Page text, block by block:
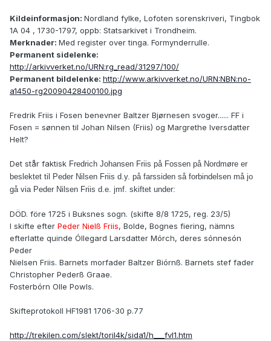
Kildeinformasjon: Nordland fylke, Lofoten sorenskriveri, Tingbok
1A 04 , 1730-1797, oppb: Statsarkivet i Trondheim.
Merknader: Med register over tinga. Formynderrulle.
Permanent sidelenke:
http://arkivverket.no/URN:rg_read/31297/100/
Permanent bildelenke: http://www.arkivverket.no/URN:NBN:no-
a1450-rg20090428400100.jpg
Fredrik Friis i Fosen benevner Baltzer Bjørnesen svoger...... FF i
Fosen = sønnen til Johan Nilsen (Friis) og Margrethe Iversdatter
Helt?
Det står faktisk Fredrich Johansen Friis på Fossen på Nordmøre er
beslektet til Peder Nilsen Friis d.y. på farssiden så forbindelsen må jo
gå via Peder Nilsen Friis d.e. jmf. skiftet under:
DÖD. före 1725 i Buksnes sogn. (skifte 8/8 1725, reg. 23/5)
I skifte efter Peder Nielß Friis, Bolde, Bognes fiering, nämns
efterlatte quinde Óllegard Larsdatter Mórch, deres sónnesón
Peder
Nielsen Friis. Barnets morfader Baltzer Biórnß. Barnets stef fader
Christopher Pederß Graae.
Fosterbórn Olle Powls.
Skifteprotokoll HF1981 1706-30 p.77
http://trekilen.com/slekt/toril4k/sida1/h___fvl1.htm